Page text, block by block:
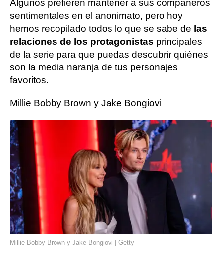
Algunos prefieren mantener a sus compañeros
sentimentales en el anonimato, pero hoy
hemos recopilado todos lo que se sabe de las
relaciones de los protagonistas principales
de la serie para que puedas descubrir quiénes
son la media naranja de tus personajes
favoritos.
Millie Bobby Brown y Jake Bongiovi
Millie Bobby Brown y Jake Bongiovi | Getty